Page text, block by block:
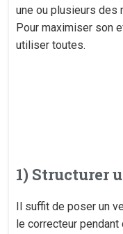
une ou plusieurs
Pour maximiser son
utiliser toutes.
1) Structurer
Il suffit de poser un
le correcteur